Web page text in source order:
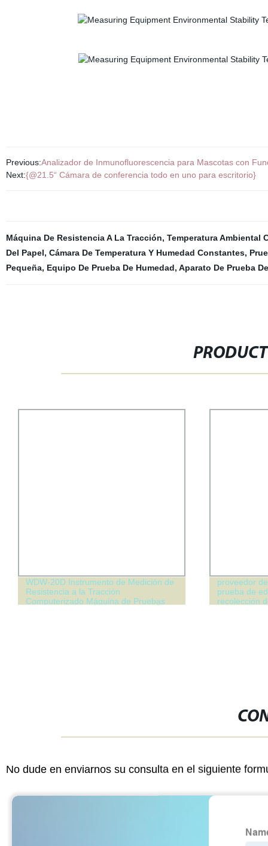
Previous:Analizador de Inmunofluorescencia para Mascotas con
Next:{@21.5“ Cámara de conferencia todo en uno para escritorio}
Máquina De Resistencia A La Tracción, Temperatura Ambiental
Del Papel, Cámara De Temperatura Y Humedad Constantes,
Pequeña, Equipo De Prueba De Humedad, Aparato De Prueba
WDW-20D Instrumento de Medición de
Resistencia a la Tracción
Computerizado Máquina de Pruebas
proveedor
prueba de
recolección
No dude en enviarnos su consulta en el siguiente